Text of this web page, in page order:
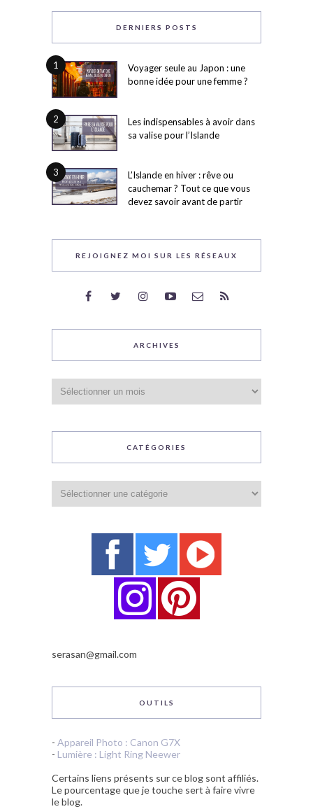
DERNIERS POSTS
1
Voyager seule au Japon : une
bonne idée pour une femme ?
2
Les indispensables à avoir dans
sa valise pour l’Islande
3
L’Islande en hiver : rêve ou
cauchemar ? Tout ce que vous
devez savoir avant de partir
REJOIGNEZ MOI SUR LES RÉSEAUX
ARCHIVES
CATÉGORIES
serasan@gmail.com
OUTILS
- Appareil Photo : Canon G7X
- Lumière : Light Ring Neewer
Certains liens présents sur ce blog sont affiliés.
Le pourcentage que je touche sert à faire vivre
le blog.